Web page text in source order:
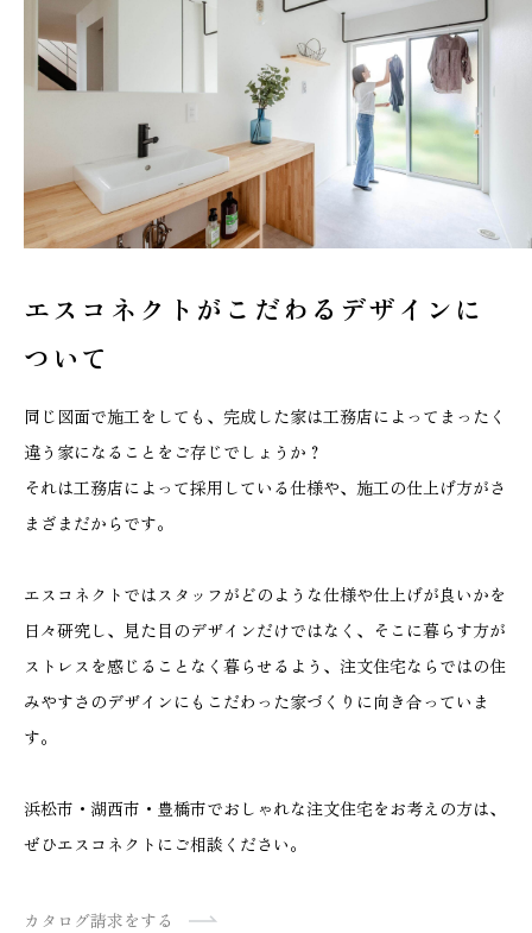
エスコネクトがこだわる デザインに
ついて
同じ図面で施工をしても、完成した家は工務店によってまったく
違う家になることをご存じでしょうか？
それは工務店によって採用している仕様や、施工の仕上げ方がさ
まざまだからです。
エスコネクトではスタッフがどのような仕様や仕上げが良いかを
日々研究し、見た目のデザインだけではなく、そこに暮らす方が
ストレスを感じることなく暮らせるよう、注文住宅ならではの住
みやすさのデザインにもこだわった家づくりに向き合っていま
す。
浜松市・湖西市・豊橋市でおしゃれな注文住宅をお考えの方は、
ぜひエスコネクトにご相談ください。
カタログ請求をする